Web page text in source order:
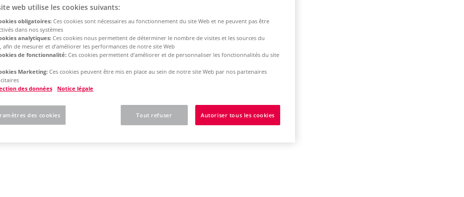
web utilise les cookies suivants:
obligatoires:Ces cookies sont nécessaires au fonctionnement du site Web et ne peuvent pas être
dans nos systèmes
analytiques: Ces cookies nous permettent de déterminer le nombre de visites et les sources du
afin de mesurer et d’améliorer les performances de notre site Web
de fonctionnalité: Ces cookies permettent d’améliorer et de personnaliser les fonctionnalités du site
Marketing: Ces cookies peuvent être mis en place au sein de notre site Web par nos partenaires
des données
Notice légale
Tout refuser Autoriser tous les cookies
des cookies